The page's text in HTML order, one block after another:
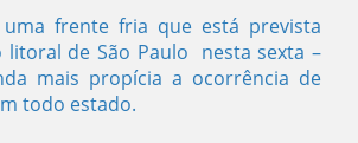
frente fria que está prevista
litoral de São Paulo nesta sexta –
mais propícia a ocorrência de
todo estado.